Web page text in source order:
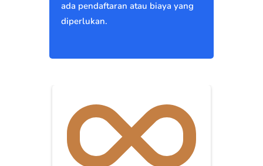
ada pendaftaran atau biaya yang
diperlukan.